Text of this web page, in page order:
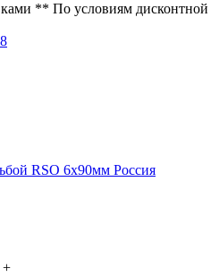
** По условиям дисконтной
RSO 6х90мм Россия
+